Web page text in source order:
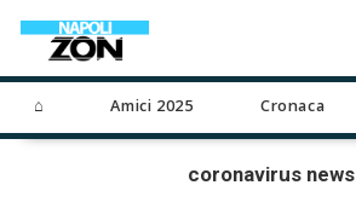
⌂ Amici 2025 Cronaca
coronavirus news